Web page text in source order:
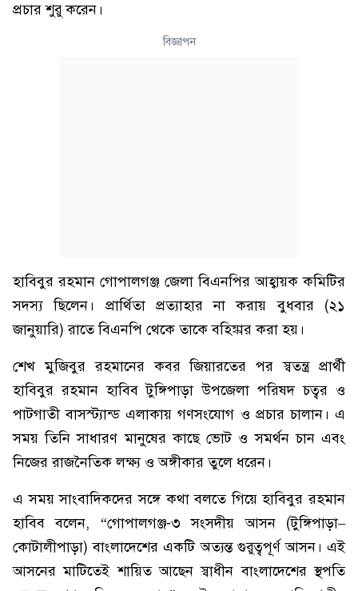
প্রচার শুরু করেন।
বিজ্ঞাপন
হাবিবুর রহমান গোপালগঞ্জ জেলা বিএনপির আহ্বায়ক কমিটির
সদস্য ছিলেন। প্রার্থিতা প্রত্যাহার না করায় বুধবার (২১
জানুয়ারি) রাতে বিএনপি থেকে তাকে বহিষ্কার করা হয়।
শেখ মুজিবুর রহমানের কবর জিয়ারতের পর স্বতন্ত্র প্রার্থী
হাবিবুর রহমান হাবিব টুঙ্গিপাড়া উপজেলা পরিষদ চত্বর ও
পাটগাতী বাসস্ট্যান্ড এলাকায় গণসংযোগ ও প্রচার চালান। এ
সময় তিনি সাধারণ মানুষের কাছে ভোট ও সমর্থন চান এবং
নিজের রাজনৈতিক লক্ষ্য ও অঙ্গীকার তুলে ধরেন।
এ সময় সাংবাদিকদের সঙ্গে কথা বলতে গিয়ে হাবিবুর রহমান
হাবিব বলেন, “গোপালগঞ্জ-৩ সংসদীয় আসন (টুঙ্গিপাড়া–
কোটালীপাড়া) বাংলাদেশের একটি অত্যন্ত গুরুত্বপূর্ণ আসন। এই
আসনের মাটিতেই শায়িত আছেন স্বাধীন বাংলাদেশের স্থপতি